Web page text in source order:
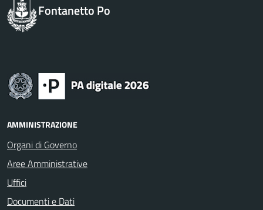
Fontanetto Po
AMMINISTRAZIONE
Organi di Governo
Aree Amministrative
Uffici
Documenti e Dati